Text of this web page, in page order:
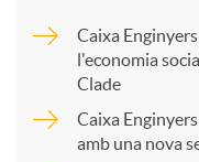
Caixa
l'economia
Clade
Caixa
amb una nova